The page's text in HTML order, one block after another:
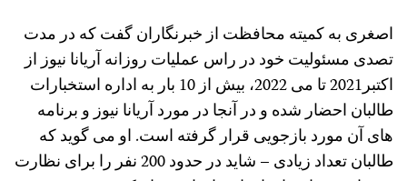
اصغری به کمیته محافظت از خبرنگاران گفت که در مدت
تصدی مسئولیت خود در راس عملیات روزانه آریانا نیوز از
اکتبر2021 تا می 2022، بیش از 10 بار به اداره استخبارات
طالبان احضار شده و در آنجا در مورد آریانا نیوز و برنامه
های آن مورد بازجویی قرار گرفته است. او می‌ گوید که
طالبان تعداد زیادی – شاید در حدود 200 نفر را برای نظارت